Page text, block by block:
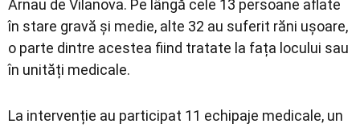
Arnau de Vilanova. Pe lângă cele 13 persoane aflate
în stare gravă și medie, alte 32 au suferit răni ușoare,
o parte dintre acestea fiind tratate la fața locului sau
în unități medicale.
La intervenție au participat 11 echipaje medicale, un